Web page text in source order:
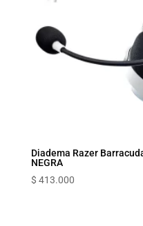
Diadema Razer
NEGRA
$ 413.000